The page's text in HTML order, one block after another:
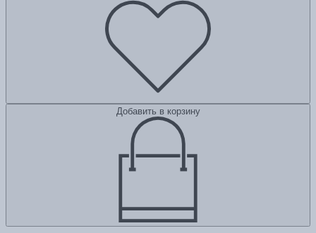
Добавить в корзину